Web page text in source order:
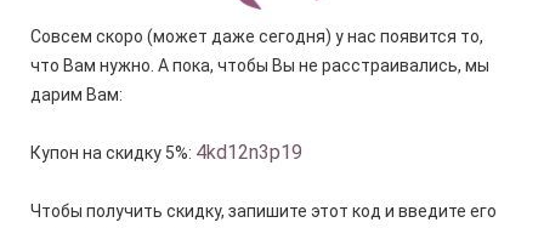
Совсем скоро (может даже сегодня) у нас появится то,
что Вам нужно. А пока, чтобы Вы не расстраивались, мы
дарим Вам:
Купон на скидку 5%: 4kd12n3p19
Чтобы получить скидку, запишите этот код и введите его